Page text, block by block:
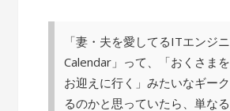
「妻・夫を愛してるITエンジ
Calendar」って、「おくさま
お迎えに行く」みたいなギー
るのかと思っていたら、単な